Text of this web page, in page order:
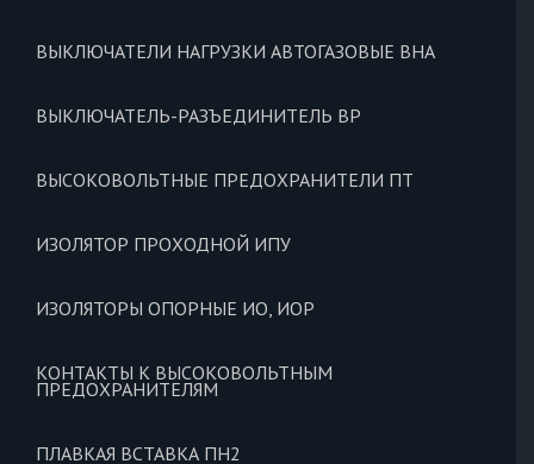
ВЫКЛЮЧАТЕЛИ НАГРУЗКИ АВТОГАЗОВЫЕ ВНА
ВЫКЛЮЧАТЕЛЬ-РАЗЪЕДИНИТЕЛЬ ВР
ВЫСОКОВОЛЬТНЫЕ ПРЕДОХРАНИТЕЛИ ПТ
ИЗОЛЯТОР ПРОХОДНОЙ ИПУ
ИЗОЛЯТОРЫ ОПОРНЫЕ ИО, ИОР
КОНТАКТЫ К ВЫСОКОВОЛЬТНЫМ
ПРЕДОХРАНИТЕЛЯМ
ПЛАВКАЯ ВСТАВКА ПН2